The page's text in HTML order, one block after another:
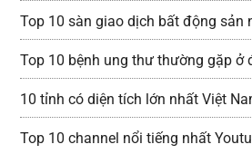
Top 10 sàn giao dịch bất động sản
Top 10 bệnh ung thư thường gặp ở
10 tỉnh có diện tích lớn nhất Việt
Top 10 channel nổi tiếng nhất